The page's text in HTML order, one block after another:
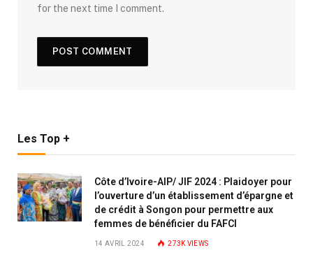
for the next time I comment.
Les Top +
Côte d’Ivoire-AIP/ JIF 2024 : Plaidoyer pour
l’ouverture d’un établissement d’épargne et
de crédit à Songon pour permettre aux
femmes de bénéficier du FAFCI
14 AVRIL 2024 273K VIEWS